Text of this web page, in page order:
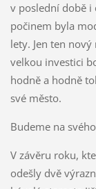
v poslední době
počinem byla
lety. Jen ten
velkou investici
hodně a hodně
své město.
Budeme na
V závěru roku,
odešly dvě